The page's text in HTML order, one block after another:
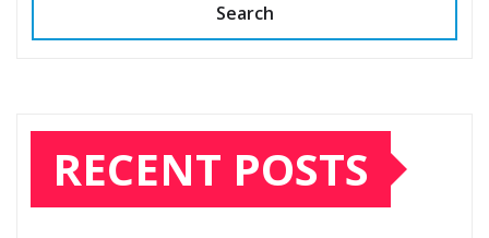
Search
RECENT POSTS